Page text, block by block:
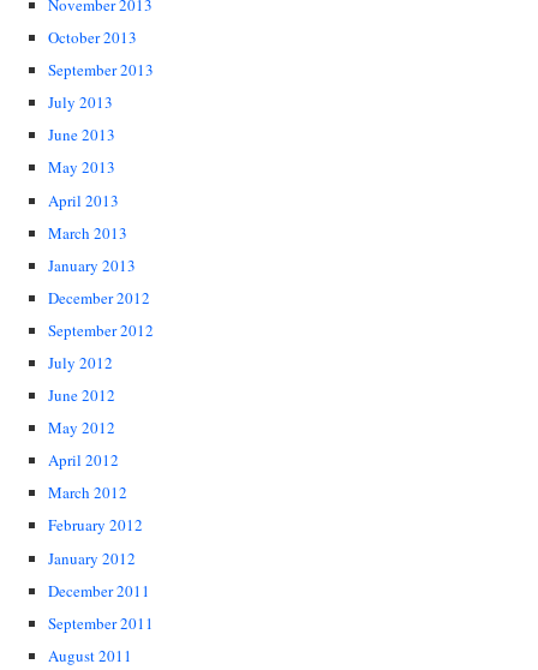
November 2013
October 2013
September 2013
July 2013
June 2013
May 2013
April 2013
March 2013
January 2013
December 2012
September 2012
July 2012
June 2012
May 2012
April 2012
March 2012
February 2012
January 2012
December 2011
September 2011
August 2011